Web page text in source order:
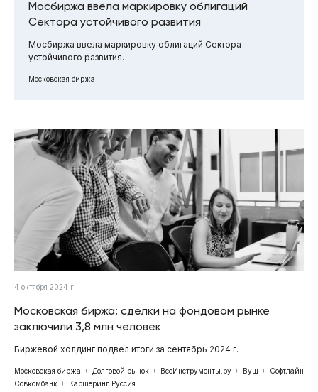
Мосбиржа ввела маркировку облигаций
Сектора устойчивого развития
Мосбиржа ввела маркировку облигаций Сектора
устойчивого развития.
Московская биржа
4 октября 2024 г.
Московская биржа: сделки на фондовом рынке
заключили 3,8 млн человек
Биржевой холдинг подвел итоги за сентябрь 2024 г.
Московская биржа Долговой рынок ВсеИнструменты.ру Вуш
Софтлайн
Совкомбанк
Каршеринг Руссия